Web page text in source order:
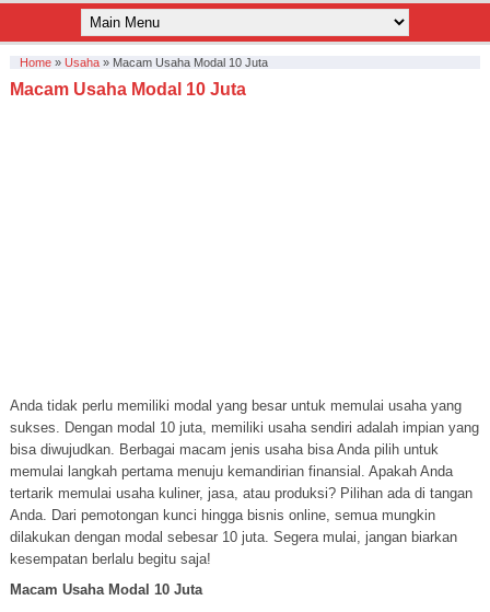
Home» Usaha» Macam Usaha Modal 10 Juta
Macam Usaha Modal 10 Juta
Anda tidak perlu memiliki modal yang besar untuk memulai usaha yang
sukses. Dengan modal 10 juta, memiliki usaha sendiri adalah impian yang
bisa diwujudkan. Berbagai macam jenis usaha bisa Anda pilih untuk
memulai langkah pertama menuju kemandirian finansial. Apakah Anda
tertarik memulai usaha kuliner, jasa, atau produksi? Pilihan ada di tangan
Anda. Dari pemotongan kunci hingga bisnis online, semua mungkin
dilakukan dengan modal sebesar 10 juta. Segera mulai, jangan biarkan
kesempatan berlalu begitu saja!
Macam Usaha Modal 10 Juta